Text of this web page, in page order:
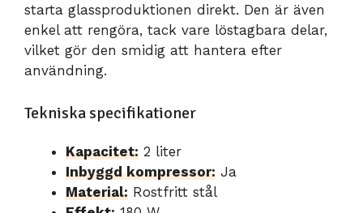
starta glassproduktionen direkt. Den är även
enkel att rengöra, tack vare löstagbara delar,
vilket gör den smidig att hantera efter
användning.
Tekniska specifikationer
Kapacitet: 2 liter
Inbyggd kompressor: Ja
Material: Rostfritt stål